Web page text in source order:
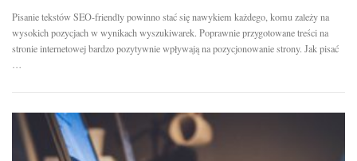
Pisanie tekstów SEO-friendly powinno stać się nawykiem każdego, komu zależy na
wysokich pozycjach w wynikach wyszukiwarek. Poprawnie przygotowane treści na
stronie internetowej bardzo pozytywnie wpływają na pozycjonowanie strony. Jak pisać
…